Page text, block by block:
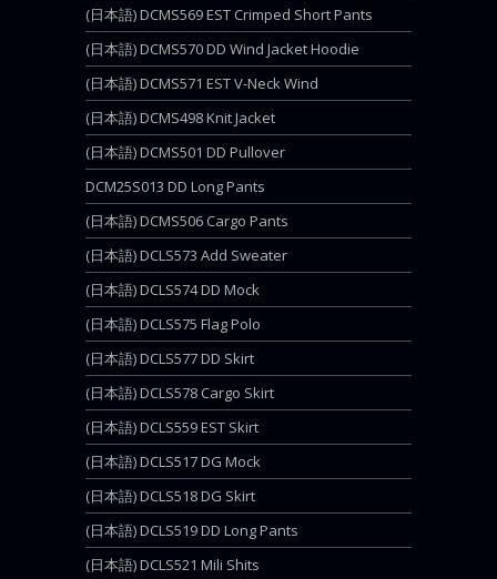
(日本語) DCMS569 EST Crimped Short Pants
(日本語) DCMS570 DD Wind Jacket Hoodie
(日本語) DCMS571 EST V-Neck Wind
(日本語) DCMS498 Knit Jacket
(日本語) DCMS501 DD Pullover
DCM25S013 DD Long Pants
(日本語) DCMS506 Cargo Pants
(日本語) DCLS573 Add Sweater
(日本語) DCLS574 DD Mock
(日本語) DCLS575 Flag Polo
(日本語) DCLS577 DD Skirt
(日本語) DCLS578 Cargo Skirt
(日本語) DCLS559 EST Skirt
(日本語) DCLS517 DG Mock
(日本語) DCLS518 DG Skirt
(日本語) DCLS519 DD Long Pants
(日本語) DCLS521 Mili Shits